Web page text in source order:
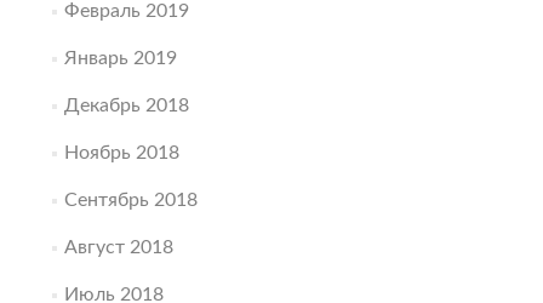
Февраль 2019
Январь 2019
Декабрь 2018
Ноябрь 2018
Сентябрь 2018
Август 2018
Июль 2018